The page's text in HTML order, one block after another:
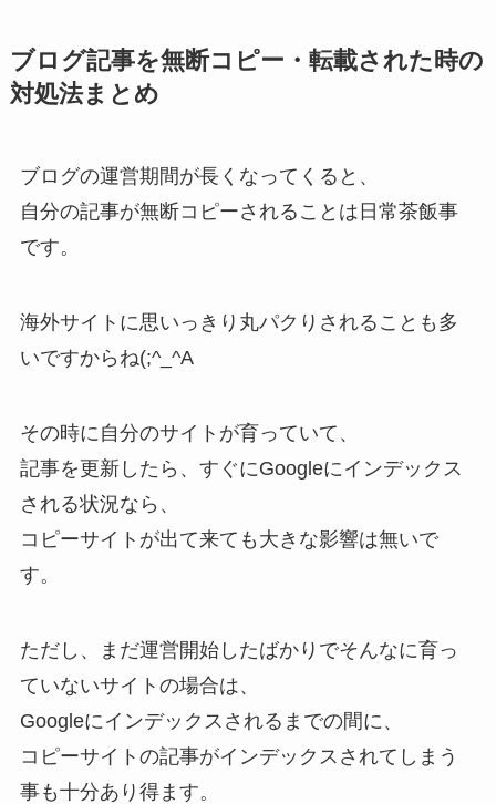
ブログ記事を無断コピー・転載された時の
対処法まとめ
ブログの運営期間が長くなってくると、
自分の記事が無断コピーされることは日常茶飯事
です。
海外サイトに思いっきり丸パクりされることも多
いですからね(;^_^A
その時に自分のサイトが育っていて、
記事を更新したら、すぐにGoogleにインデックス
される状況なら、
コピーサイトが出て来ても大きな影響は無いで
す。
ただし、まだ運営開始したばかりでそんなに育っ
ていないサイトの場合は、
Googleにインデックスされるまでの間に、
コピーサイトの記事がインデックスされてしまう
事も十分あり得ます。